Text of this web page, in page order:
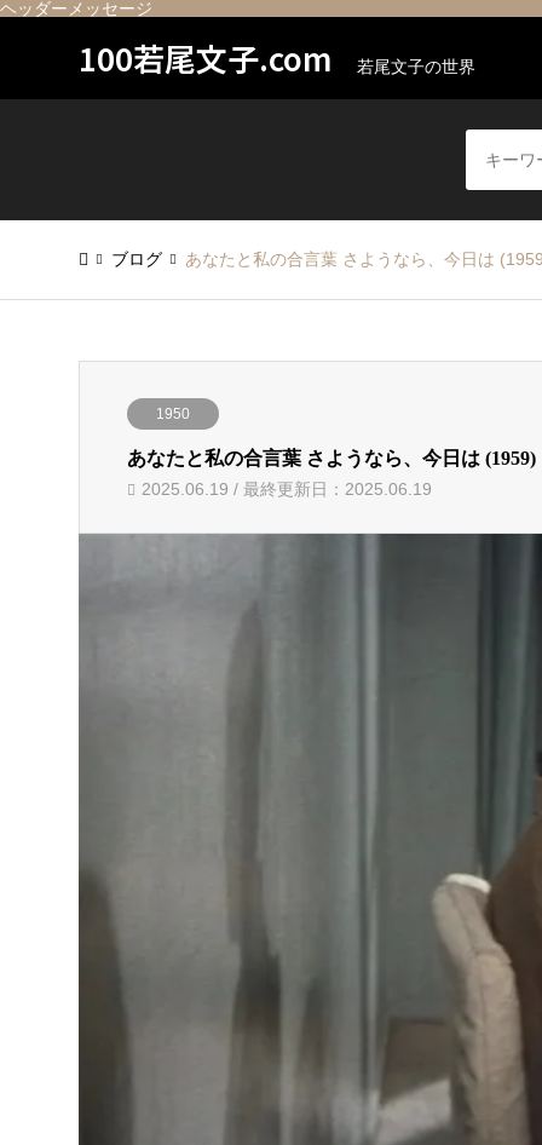
ヘッダーメッセージ
100若尾文子.com 若尾文子の世界
ブログ あなたと私の合言葉 さようなら、今日は
1950
あなたと私の合言葉 さようなら、今日は (1959)
2025.06.19 / 最終更新日：2025.06.19